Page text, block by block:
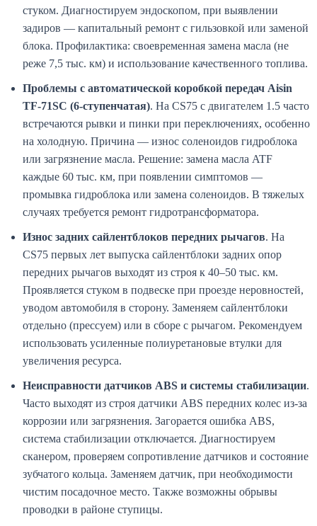
стуком. Диагностируем эндоскопом, при выявлении
задиров — капитальный ремонт с гильзовкой или заменой
блока. Профилактика: своевременная замена масла (не
реже 7,5 тыс. км) и использование качественного топлива.
Проблемы с автоматической коробкой передач Aisin
TF-71SC (6-ступенчатая). На CS75 с двигателем 1.5 часто
встречаются рывки и пинки при переключениях, особенно
на холодную. Причина — износ соленоидов гидроблока
или загрязнение масла. Решение: замена масла ATF
каждые 60 тыс. км, при появлении симптомов —
промывка гидроблока или замена соленоидов. В тяжелых
случаях требуется ремонт гидротрансформатора.
Износ задних сайлентблоков передних рычагов. На
CS75 первых лет выпуска сайлентблоки задних опор
передних рычагов выходят из строя к 40–50 тыс. км.
Проявляется стуком в подвеске при проезде неровностей,
уводом автомобиля в сторону. Заменяем сайлентблоки
отдельно (прессуем) или в сборе с рычагом. Рекомендуем
использовать усиленные полиуретановые втулки для
увеличения ресурса.
Неисправности датчиков ABS и системы стабилизации.
Часто выходят из строя датчики ABS передних колес из-за
коррозии или загрязнения. Загорается ошибка ABS,
система стабилизации отключается. Диагностируем
сканером, проверяем сопротивление датчиков и состояние
зубчатого кольца. Заменяем датчик, при необходимости
чистим посадочное место. Также возможны обрывы
проводки в районе ступицы.